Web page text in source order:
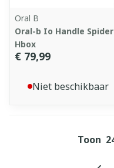
Oral B
Oral-b Io Handle Spider
Hbox
€ 79,99
Niet beschikbaar
Toon